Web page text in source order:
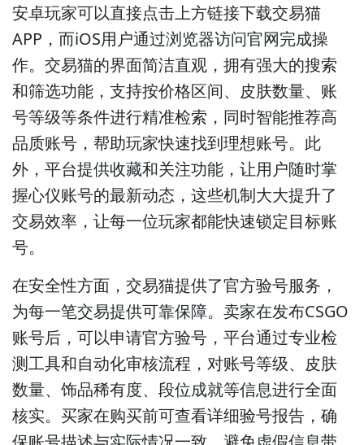
安卓玩家可以直接点击上方链接下载交易猫
APP，而iOS用户通过浏览器访问官网完成操
作。交易猫的界面简洁直观，拥有强大的搜索
和筛选功能，支持按价格区间、皮肤数量、账
号等级等条件进行精准检索，同时智能推荐高
品质账号，帮助玩家快速找到理想账号。此
外，平台提供收藏和关注功能，让用户随时掌
握心仪账号的最新动态，这些机制大大提升了
交易效率，让每一位玩家都能快速锁定目标账
号。
在安全性方面，交易猫提供了官方验号服务，
为每一笔交易提供可靠保障。卖家在发布CSGO
账号后，可以申请官方验号，平台通过专业检
测工具和自动化审核流程，对账号等级、皮肤
数量、饰品稀有度、段位成就等信息进行全面
核实。买家在购买前可查看详细验号报告，确